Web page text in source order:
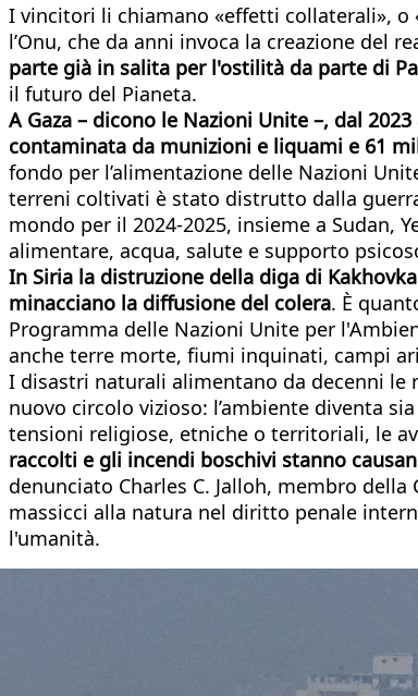
I vincitori li chiamano «effetti collaterali»,
l’Onu, che da anni invoca la creazione del
parte già in salita per l'ostilità da parte di
il futuro del Pianeta.
A Gaza – dicono le Nazioni Unite –, dal
contaminata da munizioni e liquami e 61
fondo per l’alimentazione delle Nazioni
terreni coltivati è stato distrutto dalla
mondo per il 2024-2025, insieme a Sudan,
alimentare, acqua, salute e supporto
In Siria la distruzione della diga di
minacciano la diffusione del colera. È
Programma delle Nazioni Unite per
anche terre morte, fiumi inquinati, campi
I disastri naturali alimentano da decenni le
nuovo circolo vizioso: l’ambiente diventa
tensioni religiose, etniche o territoriali, le
raccolti e gli incendi boschivi stanno
denunciato Charles C. Jalloh, membro
massicci alla natura nel diritto penale
l'umanità.